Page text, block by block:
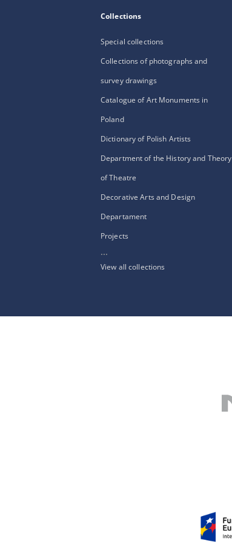
Collections
Special collections
Collections of photographs and
survey drawings
Catalogue of Art Monuments in
Poland
Dictionary of Polish Artists
Department of the History and Theory
of Theatre
Decorative Arts and Design
Departament
Projects
...
View all collections